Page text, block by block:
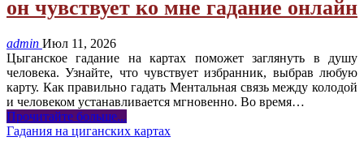
он чувствует ко мне гадание онлайн
admin Июл 11, 2026
Цыганское гадание на картах поможет заглянуть в душу
человека. Узнайте, что чувствует избранник, выбрав любую
карту. Как правильно гадать Ментальная связь между колодой
и человеком устанавливается мгновенно. Во время…
Прочитайте больше...
Гадания на циганских картах